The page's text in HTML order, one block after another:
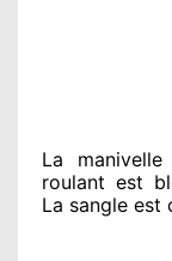
La
roulant est
La sangle est